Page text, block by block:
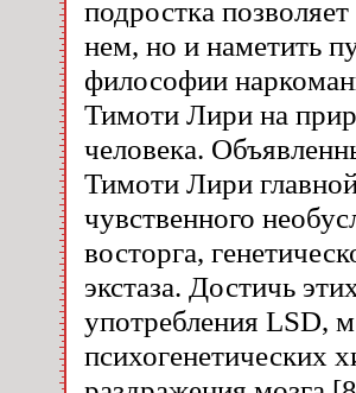
подростка
нем, но и наметить
философии
Тимоти Лири на
человека.
Тимоти Лири
чувственного
восторга,
экстаза. Достичь
употребления LSD,
психогенетических